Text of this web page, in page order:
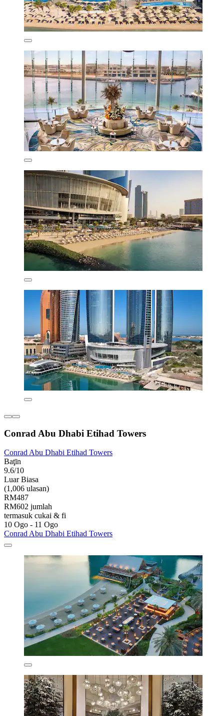
Conrad Abu Dhabi Etihad Towers
Conrad Abu Dhabi Etihad Towers
Baţīn
9.6/10
Luar Biasa
(1,006 ulasan)
RM487
RM602 jumlah
termasuk cukai & fi
10 Ogo - 11 Ogo
Conrad Abu Dhabi Etihad Towers